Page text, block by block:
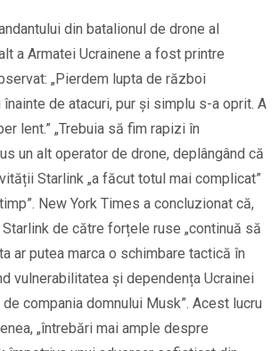
din batalionul de drone al
a Armatei Ucrainene a fost printre
„Pierdem lupta de război
de atacuri, pur și simplu s-a oprit. A
lent.” „Trebuia să fim rapizi în
un alt operator de drone, deplângând că
Starlink „a făcut totul mai complicat”
New York Times a concluzionat că,
de către forțele ruse „continuă să
ar putea marca o schimbare tactică în
vulnerabilitatea și dependența Ucrainei
compania domnului Musk”. Acest lucru
„întrebări mai ample despre